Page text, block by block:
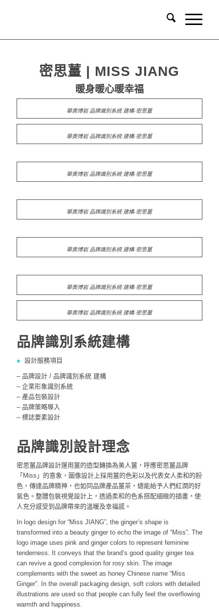
密思薑 | MISS JIANG
暖身暖心暖幸福
華奧博岩 品牌識別系統 建構-密思薑
華奧博岩 品牌識別系統 建構-密思薑
華奧博岩 品牌識別系統 建構-密思薑
華奧博岩 品牌識別系統 建構-密思薑
華奧博岩 品牌識別系統 建構-密思薑
華奧博岩 品牌識別系統 建構-密思薑
華奧博岩 品牌識別系統 建構-密思薑
品牌識別系統建構
● 設計服務項目
– 品牌設計 / 品牌識別系統 建構
– 企業形象識別系統
– 產品包裝設計
– 品牌策略導入
– 標誌要素設計
品牌識別設計理念
密思薑品牌設計運用薑的造型轉換為美人薑，呼應密思薑品牌
「Miss」的意象，圖像設計上採用薑的色彩以及代表女人柔和的粉
色，傳達品牌精神，也如同品牌產品薑茶，總能給予人們紅潤的好
氣色。整體包裝視覺設計上，透過柔和的色系搭配細緻的插畫，使
人充分感受到品牌帶來的溫暖及幸福感。
In logo design for “Miss JIANG”, the ginger’s shape is
transformed into a beauty ginger to echo the image of “Miss”. The
logo image uses pink and ginger colors to represent feminine
tenderness. It conveys that the brand’s good quality ginger tea
can revive a good complexion for rosy skin. The image
complements with the sweet as honey Chinese name “Miss
Ginger”. In the overall packaging design, soft colors with detailed
illustrations are used so that people can fully feel the overflowing
warmth and happiness.